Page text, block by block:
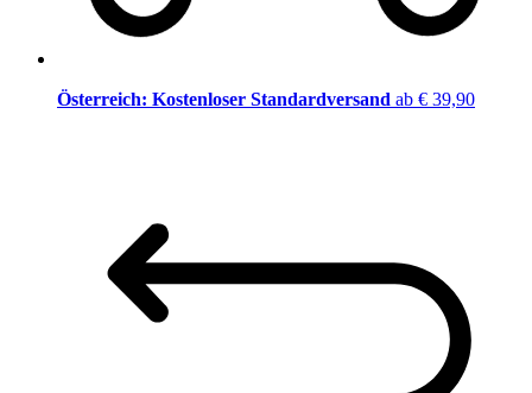
Österreich: Kostenloser Standardversand ab € 39,90